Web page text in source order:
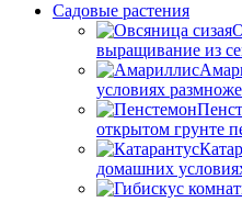
Садовые растения
выращивание из
условиях
открытом грунте
домашних